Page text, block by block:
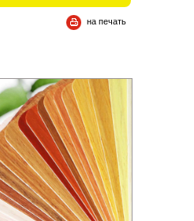
на печать